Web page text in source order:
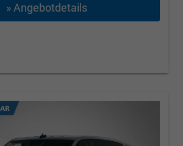
» Angebotdetails